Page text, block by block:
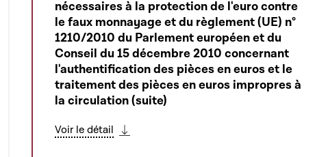
nécessaires à la protection de l'euro contre
le faux monnayage et du règlement (UE) n°
1210/2010 du Parlement européen et du
Conseil du 15 décembre 2010 concernant
l'authentification des pièces en euros et le
traitement des pièces en euros impropres à
la circulation (suite)
Voir le détail